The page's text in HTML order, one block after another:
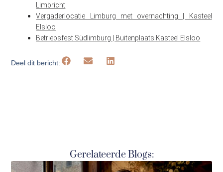
Limbricht
Vergaderlocatie Limburg met overnachting | Kasteel
Elsloo
Betriebsfest Südlimburg | Buitenplaats Kasteel Elsloo
Deel dit bericht:
Gerelateerde Blogs: